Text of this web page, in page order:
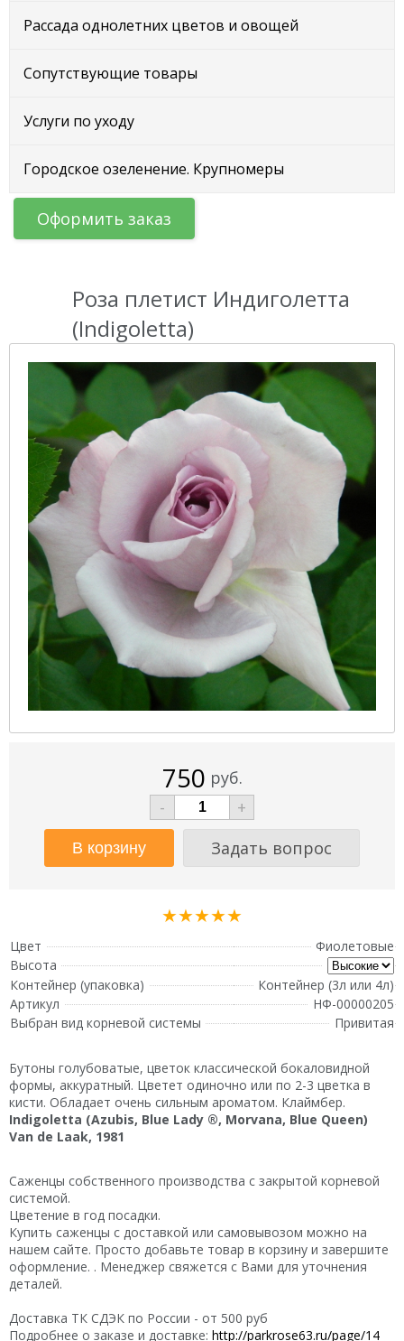
Рассада однолетних цветов и овощей
Сопутствующие товары
Услуги по уходу
Городское озеленение. Крупномеры
Оформить заказ
Роза плетист Индиголетта
(Indigoletta)
750 руб.
-
+
Задать вопрос
★★★★★
Цвет
Фиолетовые
Высота
Контейнер (упаковка)
Контейнер (3л или 4л)
Артикул
НФ-00000205
Выбран вид корневой системы
Привитая
Бутоны голубоватые, цветок классической бокаловидной
формы, аккуратный. Цветет одиночно или по 2-3 цветка в
кисти. Обладает очень сильным ароматом. Клаймбер.
Indigoletta (Azubis, Blue Lady ®, Morvana, Blue Queen)
Van de Laak, 1981
Саженцы собственного производства с закрытой корневой
системой.
Цветение в год посадки.
Купить саженцы с доставкой или самовывозом можно на
нашем сайте. Просто добавьте товар в корзину и завершите
оформление. . Менеджер свяжется с Вами для уточнения
деталей.
Доставка ТК СДЭК по России - от 500 руб
Подробнее о заказе и доставке: http://parkrose63.ru/page/14